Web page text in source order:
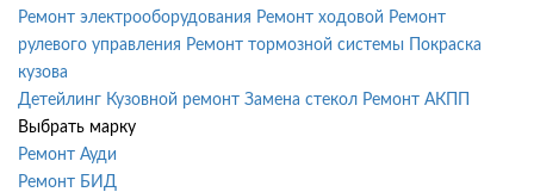
Ремонт электрооборудования Ремонт ходовой Ремонт
рулевого управления Ремонт тормозной системы
Покраска
кузова
Детейлинг Кузовной ремонт Замена стекол Ремонт АКПП
Выбрать марку
Ремонт Ауди
Ремонт БИД